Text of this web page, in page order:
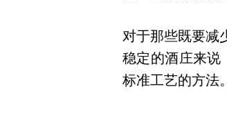
对于那些既要减
稳定的酒庄来说
标准工艺的方法。